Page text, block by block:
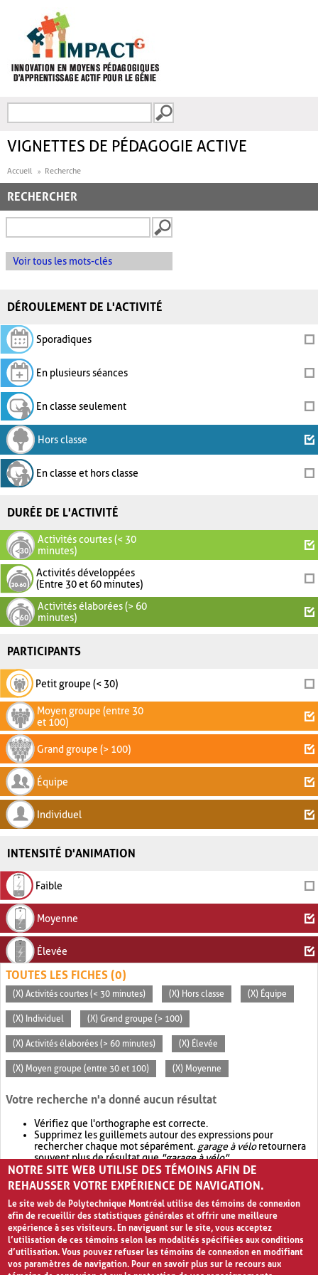
FORMULAIRE DE
VIGNETTES DE PÉDAGOGIE ACTIVE
Accueil Recherche
RECHERCHER
Voir tous les mots-clés
DÉROULEMENT DE L'ACTIVITÉ
Sporadiques
En plusieurs séances
En classe seulement
Hors classe
En classe et hors classe
DURÉE DE L'ACTIVITÉ
Activités courtes (< 30
minutes)
Activités développées
(Entre 30 et 60 minutes)
Activités élaborées (> 60
minutes)
PARTICIPANTS
Petit groupe (< 30)
Moyen groupe (entre 30
et 100)
Grand groupe (> 100)
Équipe
Individuel
INTENSITÉ D'ANIMATION
Faible
Moyenne
Élevée
TOUTES LES FICHES (0)
(X) Activités courtes (< 30 minutes) (X) Hors classe (X) Équipe
(X) Individuel (X) Grand groupe (> 100)
(X) Activités élaborées (> 60 minutes) (X) Élevée
(X) Moyen groupe (entre 30 et 100) (X) Moyenne
Votre recherche n'a donné aucun résultat
Vérifiez que l'orthographe est correcte.
Supprimez les guillemets autour des expressions pour
rechercher chaque mot séparément. garage à véloretournera
souvent plus de résultat que"garage à vélo".
Envisagez d'élargir votre recherche avec OR.garage OR vélo
retournera souvent plus de résultat quegarage à vélo
NOTRE SITE WEB UTILISE DES TÉMOINS AFIN DE
REHAUSSER VOTRE EXPÉRIENCE DE NAVIGATION.
Le site web de Polytechnique Montréal utilise des témoins de connexion
afin de recueillir des statistiques générales et offrir une meilleure
expérience à ses visiteurs. En naviguant sur le site, vous acceptez
l’utilisation de ces témoins selon les modalités spécifiées aux conditions
d’utilisation. Vous pouvez refuser les témoins de connexion en modifiant
vos paramètres de navigation. Pour en savoir plus sur le recours aux